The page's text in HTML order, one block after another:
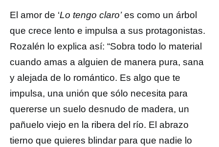
El amor de ‘Lo tengo claro’es como un árbol
que crece lento e impulsa a sus protagonistas.
Rozalén lo explica así: “Sobra todo lo material
cuando amas a alguien de manera pura, sana
y alejada de lo romántico. Es algo que te
impulsa, una unión que sólo necesita para
quererse un suelo desnudo de madera, un
pañuelo viejo en la ribera del río. El abrazo
tierno que quieres blindar para que nadie lo